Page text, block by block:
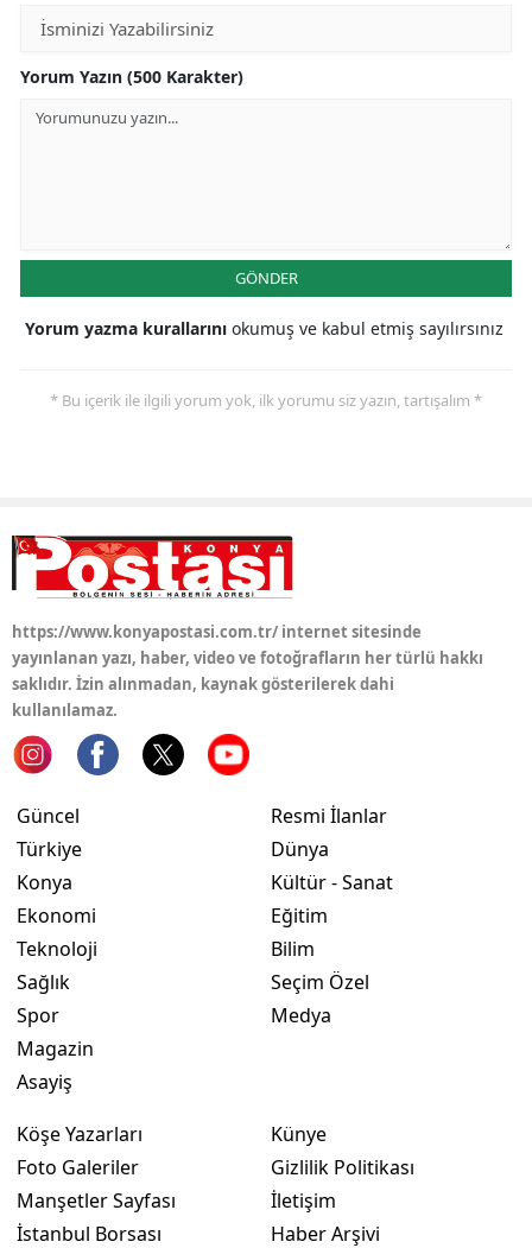
Kilis
Yorum Yazın (500 Karakter)
GÖNDER
Yorum yazma kurallarını okumuş ve kabul etmiş sayılırsınız
* Bu içerik ile ilgili yorum yok, ilk yorumu siz yazın, tartışalım *
https://www.konyapostasi.com.tr/ internet sitesinde
yayınlanan yazı, haber, video ve fotoğrafların her türlü hakkı
saklıdır. İzin alınmadan, kaynak gösterilerek dahi
kullanılamaz.
Güncel
Türkiye
Konya
Ekonomi
Teknoloji
Sağlık
Spor
Magazin
Asayiş
Resmi İlanlar
Dünya
Kültür - Sanat
Eğitim
Bilim
Seçim Özel
Medya
Köşe Yazarları
Foto Galeriler
Manşetler Sayfası
İstanbul Borsası
Künye
Gizlilik Politikası
İletişim
Haber Arşivi